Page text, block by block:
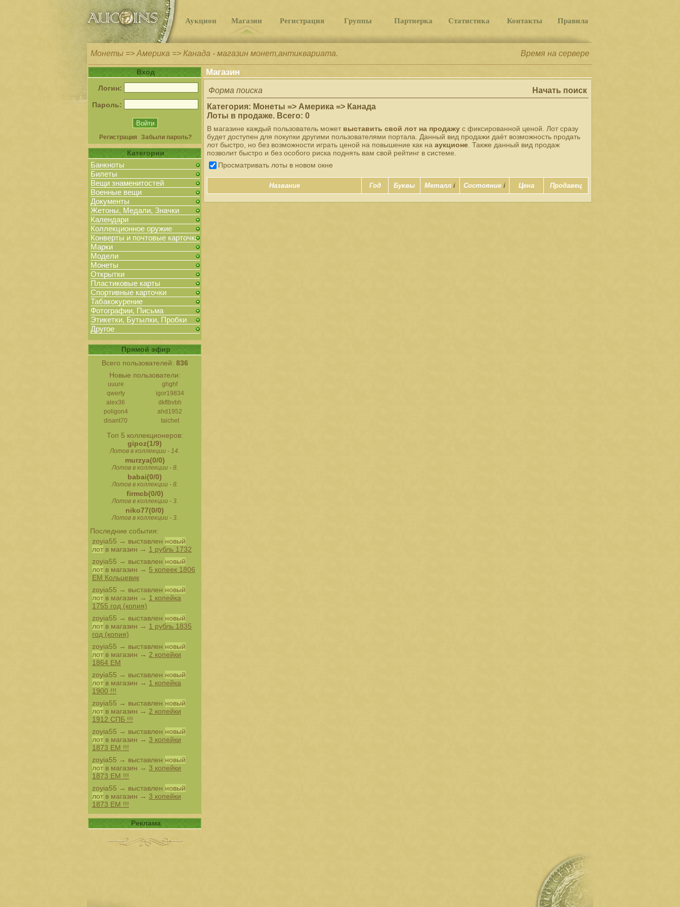
Аукцион Магазин Регистрация Группы Партнерка Статистика Контакты Правила
Монеты => Америка => Канада - магазин монет,антиквариата. Время на сервере
Вход
Логин:
Пароль:
Регистрация Забыли пароль?
Категории
Банкноты
Билеты
Вещи знаменитостей
Военные вещи
Документы
Жетоны, Медали, Значки
Календари
Коллекционное оружие
Конверты и почтовые карточки
Марки
Модели
Монеты
Открытки
Пластиковые карты
Спортивные карточки
Табакокурение
Фотографии, Письма
Этикетки, Бутылки, Пробки
Другое
Прямой эфир
Всего пользователей: 836
Новые пользователи:
uuure
ghghf
qwerty
igor19834
alex36
dkflbvbh
poligon4
ahd1952
disant70
taichet
Топ 5 коллекционеров:
gipoz(1/9)
Лотов в коллекции - 14.
murzya(0/0)
Лотов в коллекции - 8.
babai(0/0)
Лотов в коллекции - 8.
firmcb(0/0)
Лотов в коллекции - 3.
niko77(0/0)
Лотов в коллекции - 3.
Последние события:
zoyia55 → выставлен новый
лот в магазин → 1 рубль 1732
zoyia55 → выставлен новый
лот в магазин → 5 копеек 1806
ЕМ Кольцевик
zoyia55 → выставлен новый
лот в магазин → 1 копейка
1755 год (копия)
zoyia55 → выставлен новый
лот в магазин → 1 рубль 1835
год (копия)
zoyia55 → выставлен новый
лот в магазин → 2 копейки
1864 ЕМ
zoyia55 → выставлен новый
лот в магазин → 1 копейка
1900 !!!
zoyia55 → выставлен новый
лот в магазин → 2 копейки
1912 СПБ !!!
zoyia55 → выставлен новый
лот в магазин → 3 копейки
1873 ЕМ !!!
zoyia55 → выставлен новый
лот в магазин → 3 копейки
1873 ЕМ !!!
zoyia55 → выставлен новый
лот в магазин → 3 копейки
1873 ЕМ !!!
Реклама
Магазин
Форма поиска
Начать поиск
Категория: Монеты => Америка => Канада
Лоты в продаже. Всего: 0
В магазине каждый пользователь может выставить свой лот на продажу с фиксированной ценой. Лот сразу
будет доступен для покупки другими пользователями портала. Данный вид продажи даёт возможность продать
лот быстро, но без возможности играть ценой на повышение как на аукционе . Также данный вид продаж
позволит быстро и без особого риска поднять вам свой рейтинг в системе.
Просматривать лоты в новом окне
Название Год Буквы Металл i Состояние i Цена Продавец